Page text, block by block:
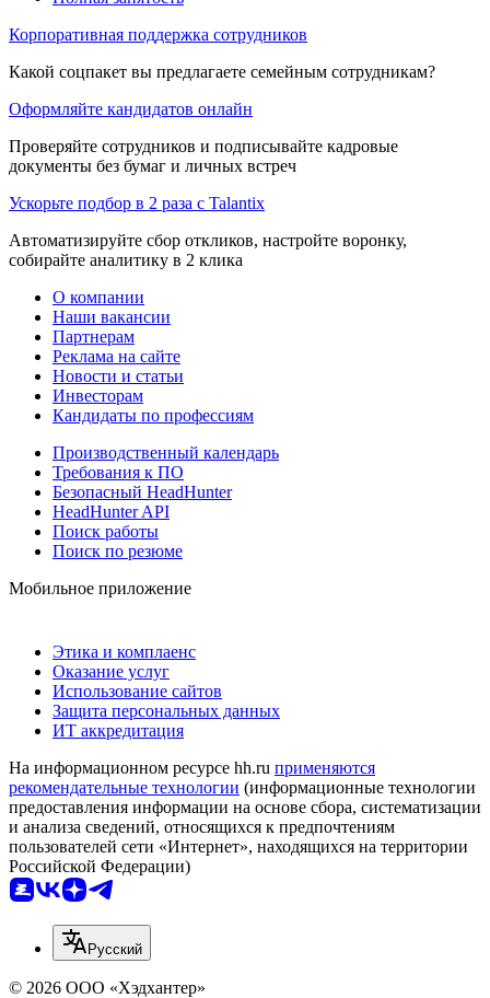
Корпоративная поддержка сотрудников
Какой соцпакет вы предлагаете семейным сотрудникам?
Оформляйте кандидатов онлайн
Проверяйте сотрудников и подписывайте кадровые
документы без бумаг и личных встреч
Ускорьте подбор в 2 раза с Talantix
Автоматизируйте сбор откликов, настройте воронку,
собирайте аналитику в 2 клика
О компании
Наши вакансии
Партнерам
Реклама на сайте
Новости и статьи
Инвесторам
Кандидаты по профессиям
Производственный календарь
Требования к ПО
Безопасный HeadHunter
HeadHunter API
Поиск работы
Поиск по резюме
Мобильное приложение
Этика и комплаенс
Оказание услуг
Использование сайтов
Защита персональных данных
ИТ аккредитация
На информационном ресурсе hh.ru применяются
рекомендательные технологии (информационные технологии
предоставления информации на основе сбора, систематизации
и анализа сведений, относящихся к предпочтениям
пользователей сети «Интернет», находящихся на территории
Российской Федерации)
Русский
© 2026 ООО «Хэдхантер»